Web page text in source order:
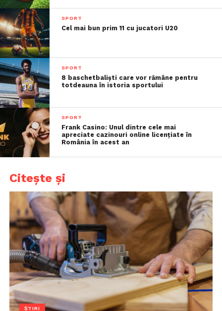
SPORT
Cel mai bun prim 11 cu jucatori U20
SPORT
8 baschetbaliști care vor rămâne pentru
totdeauna în istoria sportului
SPORT
Frank Casino: Unul dintre cele mai
apreciate cazinouri online licențiate în
România în acest an
Citește și
ȘTIRI